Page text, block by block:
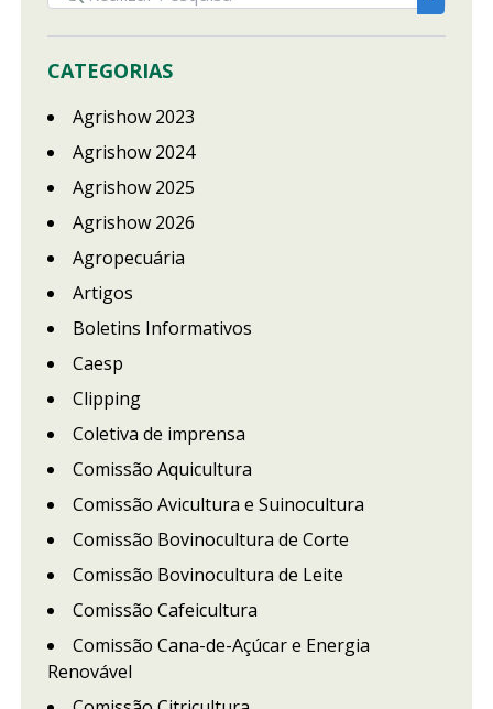
CATEGORIAS
Agrishow 2023
Agrishow 2024
Agrishow 2025
Agrishow 2026
Agropecuária
Artigos
Boletins Informativos
Caesp
Clipping
Coletiva de imprensa
Comissão Aquicultura
Comissão Avicultura e Suinocultura
Comissão Bovinocultura de Corte
Comissão Bovinocultura de Leite
Comissão Cafeicultura
Comissão Cana-de-Açúcar e Energia
Renovável